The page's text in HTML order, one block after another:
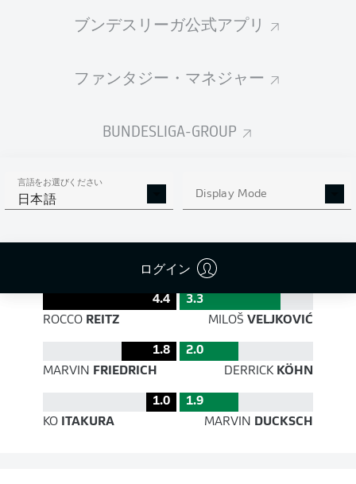
ブンデスリーガ公式アプリ
ファンタジー・マネジャー
BUNDESLIGA-GROUP
言語をお選びください
日本語 Display Mode
ログイン
1.73
479 549
82 % 成功率 86 %
PASS EFFICIENCY
4.4
3.3
ROCCO REITZ MILOŠ VELJKOVIĆ
1.8
2.0
MARVIN FRIEDRICH DERRICKKÖHN
1.0
1.9
KO ITAKURA MARVIN DUCKSCH